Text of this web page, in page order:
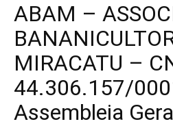
ABAM –
MIRACATU –
44.306.157/
Assembleia